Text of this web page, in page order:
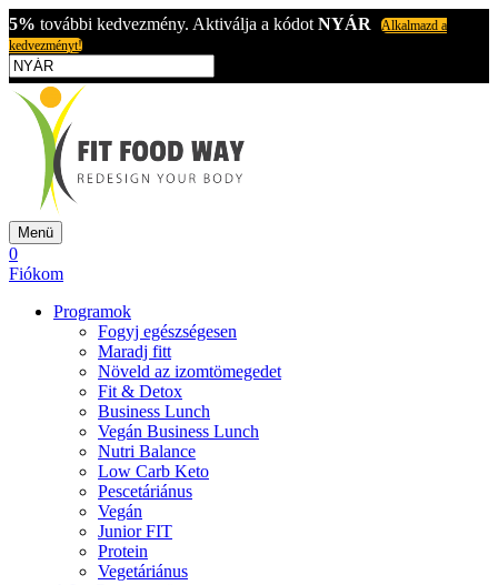
5% további kedvezmény. Aktiválja a kódot NYÁR
Alkalmazd a
kedvezményt!
Menü
0
Fiókom
Programok
Fogyj egészségesen
Maradj fitt
Növeld az izomtömegedet
Fit & Detox
Business Lunch
Vegán Business Lunch
Nutri Balance
Low Carb Keto
Pescetáriánus
Vegán
Junior FIT
Protein
Vegetáriánus